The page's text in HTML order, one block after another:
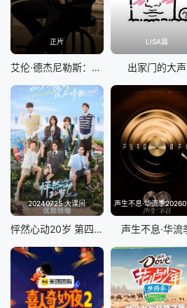
正片
艾伦·德杰尼勒斯：请你许可
LISA篇
出家门的大声
20240725 大课间
怦然心动20岁 第四季 声生不息·华流